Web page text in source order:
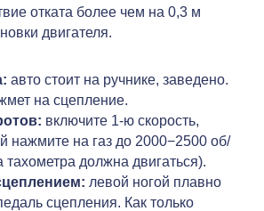
отката более чем на 0,3 м
двигателя.
авто стоит на ручнике, заведено.
на сцепление.
включите 1-ю скорость,
нажмите на газ до 2000−2500 об/
тахометра должна двигаться).
левой ногой плавно
сцепления. Как только